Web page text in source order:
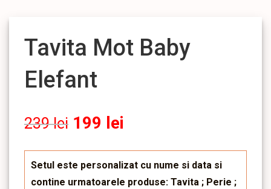
Tavita Mot Baby
Elefant
239lei 199 lei
Setul este personalizat cu nume si data si
contine urmatoarele produse: Tavita ; Perie ;